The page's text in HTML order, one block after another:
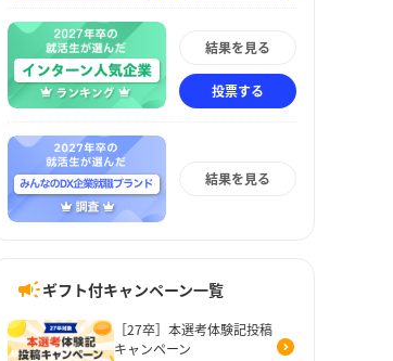
結果を見る
投票する
結果を見る
ギフト付キャンペーン一覧
［27卒］本選考体験記投稿
キャンペーン